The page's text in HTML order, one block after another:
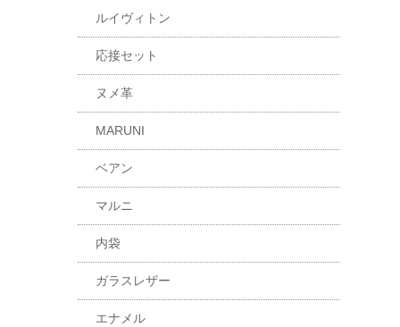
ルイヴィトン
応接セット
ヌメ革
MARUNI
ベアン
マルニ
内袋
ガラスレザー
エナメル